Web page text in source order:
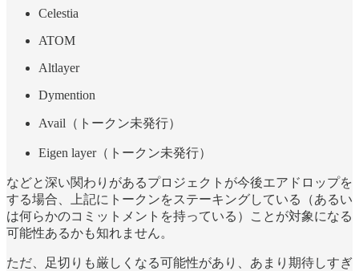
Celestia
ATOM
Altlayer
Dymention
Avail（トークン未発行）
Eigen layer（トークン未発行）
などと深い関わりがあるプロジェクトが今後エアドロップを
する場合、上記にトークンをステーキングしている（あるい
は何らかのコミットメントを持っている）ことが対象になる
可能性あるかも知れません。
ただ、足切りも厳しくなる可能性があり、あまり期待しすぎ